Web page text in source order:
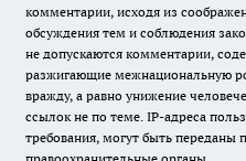
комментарии, исходя из
обсуждения тем и соблюдения
не допускаются комментарии,
разжигающие межнациональную
вражду, а равно унижение
ссылок не по теме. IP-адреса
требования, могут быть переданы